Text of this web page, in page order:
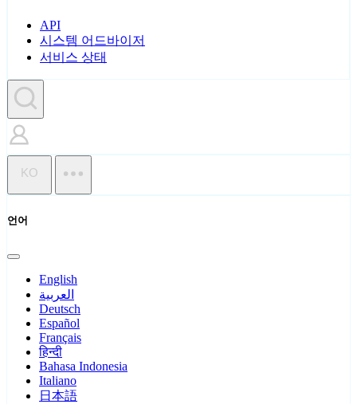
API
시스템 어드바이저
서비스 상태
KO
언어
English
العربية
Deutsch
Español
Français
हिन्दी
Bahasa Indonesia
Italiano
日本語